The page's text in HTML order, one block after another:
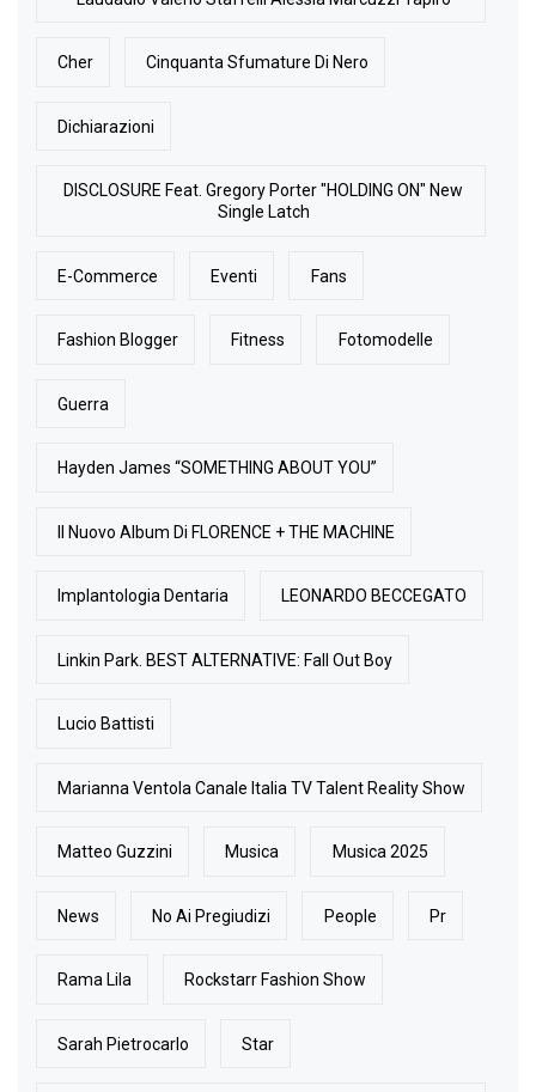
Cher Cinquanta Sfumature Di Nero
Dichiarazioni
DISCLOSURE Feat. Gregory Porter "HOLDING ON" New
Single Latch
E-Commerce Eventi Fans
Fashion Blogger Fitness Fotomodelle
Guerra
Hayden James “SOMETHING ABOUT YOU”
Il Nuovo Album Di FLORENCE + THE MACHINE
Implantologia Dentaria LEONARDO BECCEGATO
Linkin Park. BEST ALTERNATIVE: Fall Out Boy
Lucio Battisti
Marianna Ventola Canale Italia TV Talent Reality Show
Matteo Guzzini Musica Musica 2025
News No Ai Pregiudizi People Pr
Rama Lila Rockstarr Fashion Show
Sarah Pietrocarlo Star